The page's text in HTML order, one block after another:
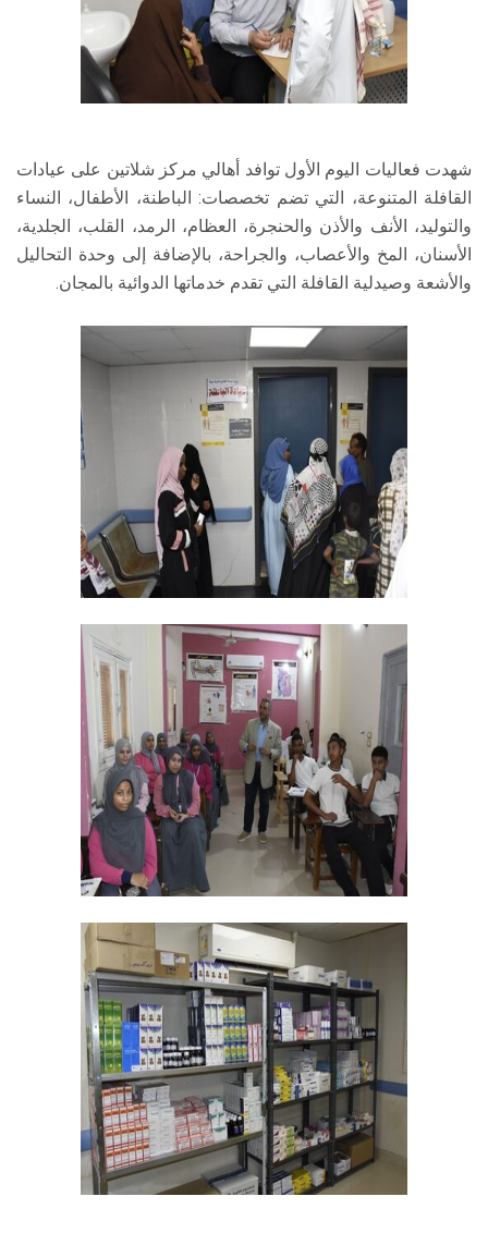
شهدت فعاليات اليوم الأول توافد أهالي مركز شلاتين على عيادات
القافلة المتنوعة، التي تضم تخصصات: الباطنة، الأطفال، النساء
والتوليد، الأنف والأذن والحنجرة، العظام، الرمد، القلب، الجلدية،
الأسنان، المخ والأعصاب، والجراحة، بالإضافة إلى وحدة التحاليل
والأشعة وصيدلية القافلة التي تقدم خدماتها الدوائية بالمجان.